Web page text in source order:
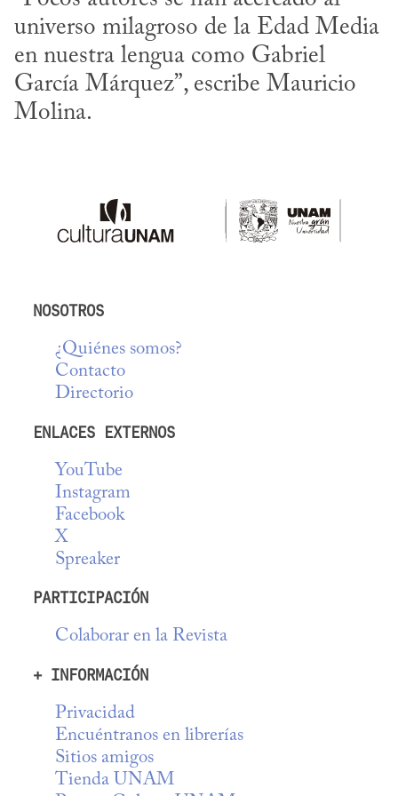
universo milagroso de la Edad Media
en nuestra lengua como Gabriel
García Márquez”, escribe Mauricio
Molina.
NOSOTROS
¿Quiénes somos?
Contacto
Directorio
ENLACES EXTERNOS
YouTube
Instagram
Facebook
X
Spreaker
PARTICIPACIÓN
Colaborar en la Revista
+ INFORMACIÓN
Privacidad
Encuéntranos en librerías
Sitios amigos
Tienda UNAM